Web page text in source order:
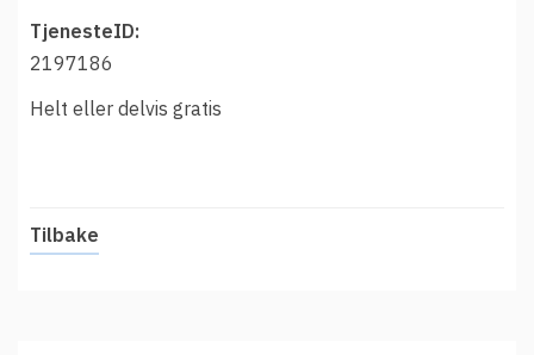
TjenesteID:
2197186
Helt eller delvis gratis
Tilbake